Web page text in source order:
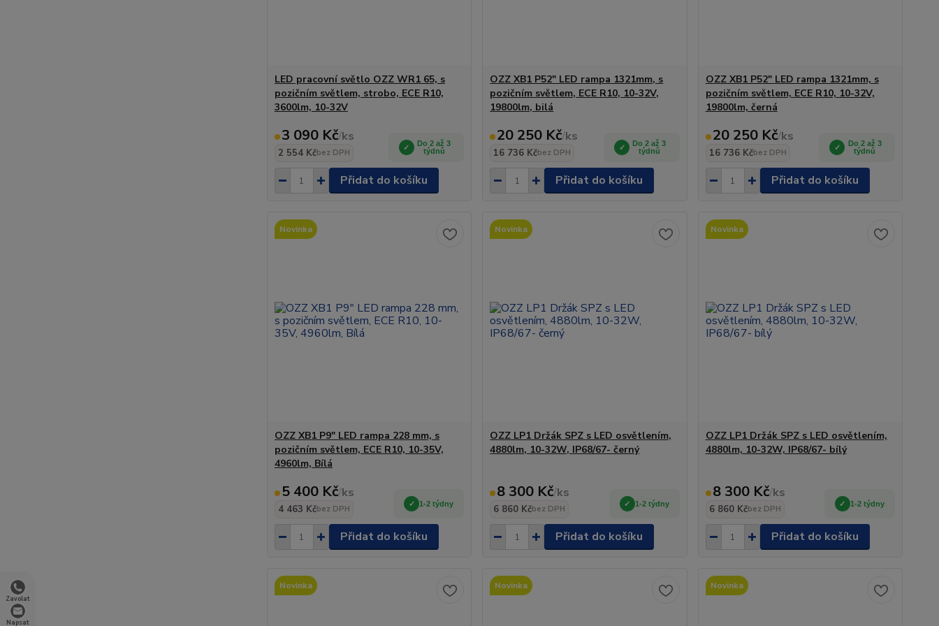
Zavolat
Napsat
LED pracovní světlo OZZ WR1 65, s
pozičním světlem, strobo, ECE R10,
3600lm, 10-32V
3 090 Kč/ks
2 554 Kčbez DPH
Do 2 až 3
týdnů
Přidat do košíku
OZZ XB1 P52" LED rampa 1321mm, s
pozičním světlem, ECE R10, 10-32V,
19800lm, bilá
20 250 Kč/ks
16 736 Kčbez DPH
Do 2 až 3
týdnů
Přidat do košíku
OZZ XB1 P52" LED rampa 1321mm, s
pozičním světlem, ECE R10, 10-32V,
19800lm, černá
20 250 Kč/ks
16 736 Kčbez DPH
Do 2 až 3
týdnů
Přidat do košíku
Novinka
OZZ XB1 P9" LED rampa 228 mm, s
pozičním světlem, ECE R10, 10-35V,
4960lm, Bílá
5 400 Kč/ks
4 463 Kčbez DPH
1-2 týdny
Přidat do košíku
Novinka
OZZ LP1 Držák SPZ s LED osvětlením,
4880lm, 10-32W, IP68/67- černý
8 300 Kč/ks
6 860 Kčbez DPH
1-2 týdny
Přidat do košíku
Novinka
OZZ LP1 Držák SPZ s LED osvětlením,
4880lm, 10-32W, IP68/67- bílý
8 300 Kč/ks
6 860 Kčbez DPH
1-2 týdny
Přidat do košíku
Novinka Novinka Novinka